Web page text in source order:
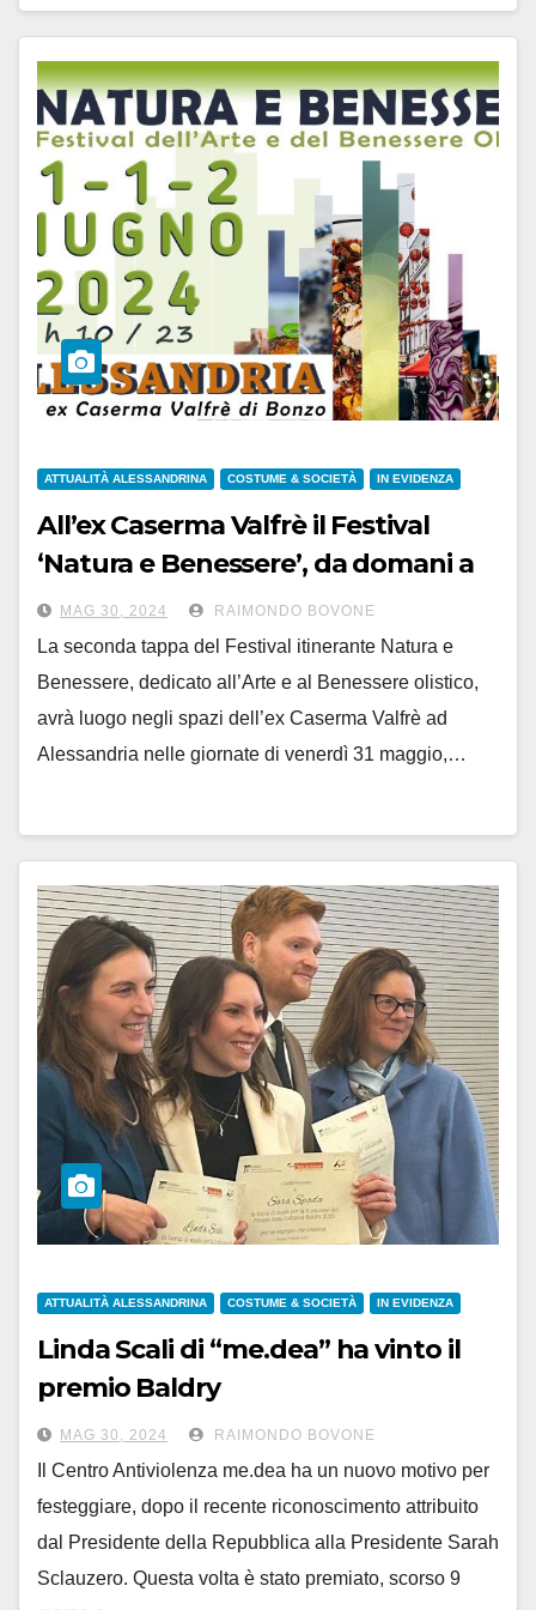
ATTUALITÀ ALESSANDRINA COSTUME & SOCIETÀ IN EVIDENZA
All’ex Caserma Valfrè il Festival
‘Natura e Benessere’, da domani a
domenica 2 giugno
MAG 30, 2024 RAIMONDO BOVONE
La seconda tappa del Festival itinerante Natura e
Benessere, dedicato all’Arte e al Benessere olistico,
avrà luogo negli spazi dell’ex Caserma Valfrè ad
Alessandria nelle giornate di venerdì 31 maggio,…
ATTUALITÀ ALESSANDRINA COSTUME & SOCIETÀ IN EVIDENZA
Linda Scali di “me.dea” ha vinto il
premio Baldry
per una ricerca sugli ‘orfani speciali’
MAG 30, 2024 RAIMONDO BOVONE
Il Centro Antiviolenza me.dea ha un nuovo motivo per
festeggiare, dopo il recente riconoscimento attribuito
dal Presidente della Repubblica alla Presidente Sarah
Sclauzero. Questa volta è stato premiato, scorso 9